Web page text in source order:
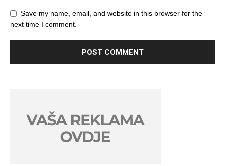
Save my name, email, and website in this browser for the
next time I comment.